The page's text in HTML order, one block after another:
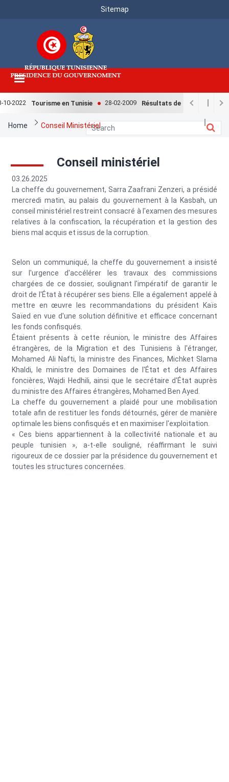
Menu
Sitemap
2022 Tourisme en Tunisie 28-02-2009 Résultats de l'enquête
Breadcrumb
Home Conseil Ministériel
Conseil ministériel
03.26.2025
La cheffe du gouvernement, Sarra Zaafrani Zenzeri, a présidé
mercredi matin, au palais du gouvernement à la Kasbah, un
conseil ministériel restreint consacré à l'examen des mesures
relatives à la confiscation, la récupération et la gestion des
biens mal acquis et issus de la corruption.
Selon un communiqué, la cheffe du gouvernement a insisté
sur l'urgence d'accélérer les travaux des commissions
chargées de ce dossier, soulignant l'impératif de garantir le
droit de l'État à récupérer ses biens. Elle a également appelé à
mettre en œuvre les recommandations du président Kaïs
Saïed en vue d'une solution définitive et efficace concernant
les fonds confisqués.
Étaient présents à cette réunion, le ministre des Affaires
étrangères, de la Migration et des Tunisiens à l'étranger,
Mohamed Ali Nafti, la ministre des Finances, Michket Slama
Khaldi, le ministre des Domaines de l'État et des Affaires
foncières, Wajdi Hedhili, ainsi que le secrétaire d'État auprès
du ministre des Affaires étrangères, Mohamed Ben Ayed.
La cheffe du gouvernement a plaidé pour une mobilisation
totale afin de restituer les fonds détournés, gérer de manière
optimale les biens confisqués et en maximiser l'exploitation.
« Ces biens appartiennent à la collectivité nationale et au
peuple tunisien », a-t-elle souligné, réaffirmant le suivi
rigoureux de ce dossier par la présidence du gouvernement et
toutes les structures concernées.